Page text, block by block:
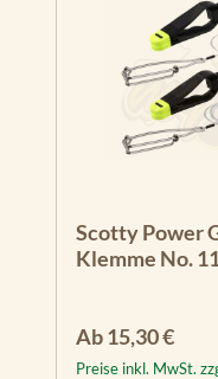
Scotty Power
Klemme No.
Regulärer Preis:
Ab15,30 €
Preise inkl. MwSt.